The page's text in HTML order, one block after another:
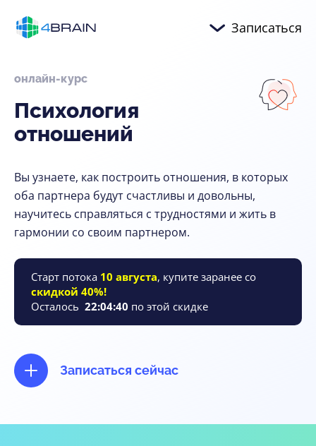
Записаться
онлайн-курс
Психология
отношений
Вы узнаете, как построить отношения, в которых
оба партнера будут счастливы и довольны,
научитесь справляться с трудностями и жить в
гармонии со своим партнером.
Старт потока 10 августа, купите заранее со
скидкой 40%!
Осталось 22:04:39 по этой скидке
Записаться сейчас